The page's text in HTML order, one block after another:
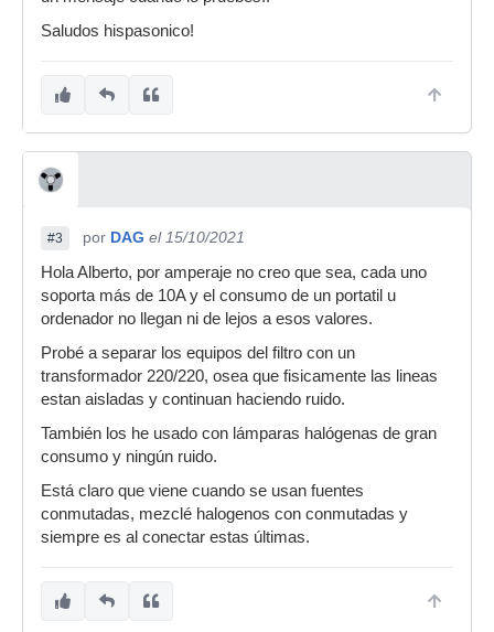
Saludos hispasonico!
#3 por DAG el 15/10/2021
Hola Alberto, por amperaje no creo que sea, cada uno
soporta más de 10A y el consumo de un portatil u
ordenador no llegan ni de lejos a esos valores.
Probé a separar los equipos del filtro con un
transformador 220/220, osea que fisicamente las lineas
estan aisladas y continuan haciendo ruido.
También los he usado con lámparas halógenas de gran
consumo y ningún ruido.
Está claro que viene cuando se usan fuentes
conmutadas, mezclé halogenos con conmutadas y
siempre es al conectar estas últimas.